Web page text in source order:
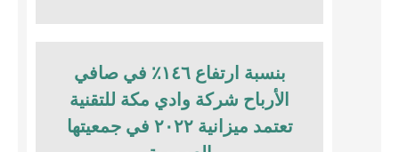
بنسبة ارتفاع ١٤٦٪؜ في صافي
الأرباح شركة وادي مكة للتقنية
تعتمد ميزانية ٢٠٢٢ في جمعيتها